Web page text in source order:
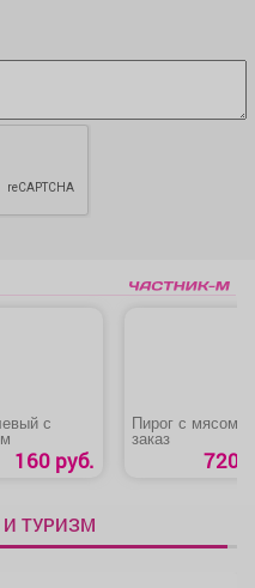
с
160 руб.
Пирог с мясом
заказ
720
И ТУРИЗМ